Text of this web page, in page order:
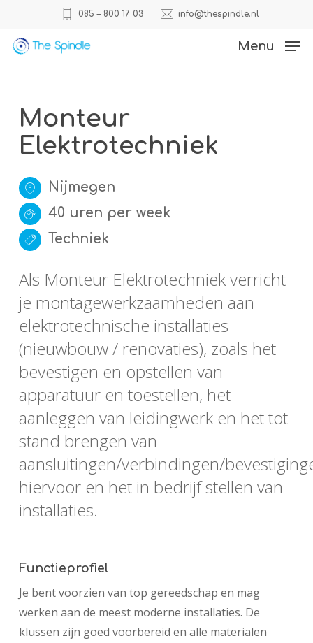
main
085 – 800 17 03 info@thespindle.nl
Menu
Monteur
Elektrotechniek
Nijmegen
40 uren per week
Techniek
Als Monteur Elektrotechniek verricht
je montagewerkzaamheden aan
elektrotechnische installaties
(nieuwbouw / renovaties), zoals het
bevestigen en opstellen van
apparatuur en toestellen, het
aanleggen van leidingwerk en het tot
stand brengen van
aansluitingen/verbindingen/
hiervoor en het in bedrijf stellen van
installaties.
Functieprofiel
Je bent voorzien van top gereedschap en mag
werken aan de meest moderne installaties. De
klussen zijn goed voorbereid en alle materialen
Close